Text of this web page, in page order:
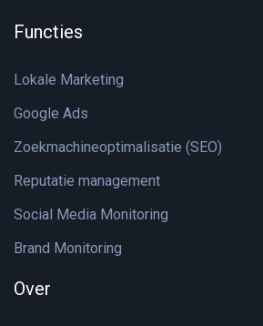
Functies
Lokale Marketing
Google Ads
Zoekmachineoptimalisatie (SEO)
Reputatie management
Social Media Monitoring
Brand Monitoring
Over